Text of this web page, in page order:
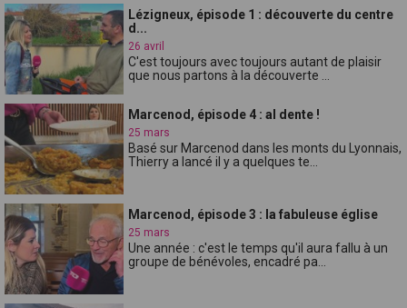
Lézigneux, épisode 1 : découverte du centre
d...
26 avril
C'est toujours avec toujours autant de plaisir
que nous partons à la découverte ...
Marcenod, épisode 4 : al dente !
25 mars
Basé sur Marcenod dans les monts du Lyonnais,
Thierry a lancé il y a quelques te...
Marcenod, épisode 3 : la fabuleuse église
25 mars
Une année : c'est le temps qu'il aura fallu à un
groupe de bénévoles, encadré pa...